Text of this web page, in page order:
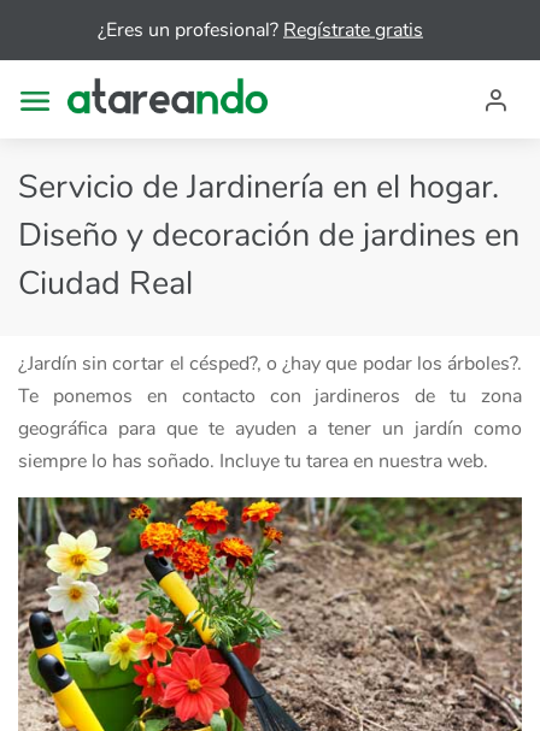
¿Eres un profesional?Regístrate gratis
Servicio de Jardinería en el hogar.
Diseño y decoración de jardines en
Ciudad Real
¿Jardín sin cortar el césped?, o ¿hay que podar los árboles?.
Te ponemos en contacto con jardineros de tu zona
geográfica para que te ayuden a tener un jardín como
siempre lo has soñado. Incluye tu tarea en nuestra web.